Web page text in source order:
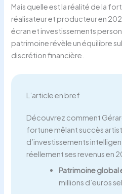
Mais quelle est la réalité de la
réalisateur et producteur en
écran et investissements
patrimoine révèle un équilibre
discrétion financière.
L’article en bref
Découvrez comment
fortune mêlant succès
d’investissements
réellement ses revenus en
Patrimoine global
millions d’euros